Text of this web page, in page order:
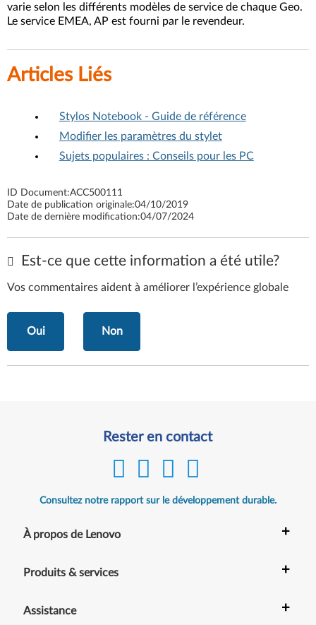
varie selon les différents modèles de service de chaque Geo.
Le service EMEA, AP est fourni par le revendeur.
Articles Liés
Stylos Notebook - Guide de référence
Modifier les paramètres du stylet
Sujets populaires : Conseils pour les PC
ID Document:ACC500111
Date de publication originale:04/10/2019
Date de dernière modification:04/07/2024
Est-ce que cette information a été utile?
Vos commentaires aident à améliorer l’expérience globale
Oui Non
Rester en contact
Consultez notre rapport sur le développement durable.
À propos de Lenovo +
Produits & services +
Assistance +